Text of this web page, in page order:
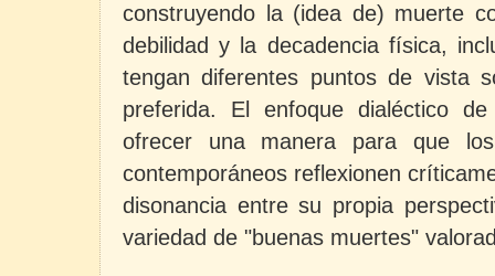
construyendo la (idea de) muerte
debilidad y la decadencia física,
tengan diferentes puntos de vista
preferida. El enfoque dialéctico
ofrecer una manera para que los
contemporáneos reflexionen
disonancia entre su propia
variedad de "buenas muertes"